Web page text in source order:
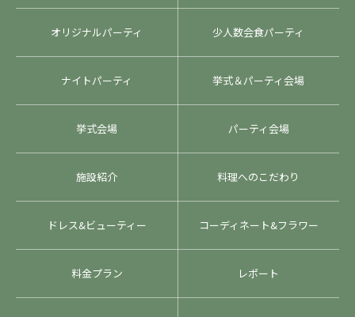
オリジナルパーティ 少人数会食パーティ
ナイトパーティ 挙式＆パーティ会場
挙式会場 パーティ会場
施設紹介 料理へのこだわり
ドレス&ビューティー コーディネート&フラワー
料金プラン レポート